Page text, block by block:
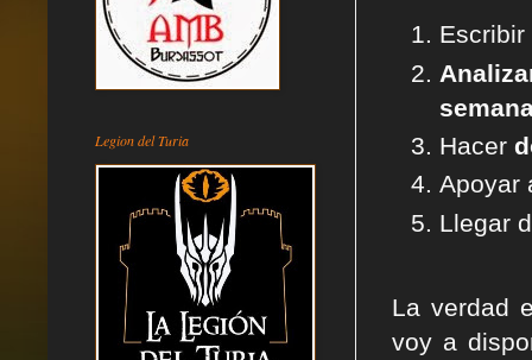
Escribir
Hacer
Apoyar
Llegar
La verdad
voy a
Legion del Turia